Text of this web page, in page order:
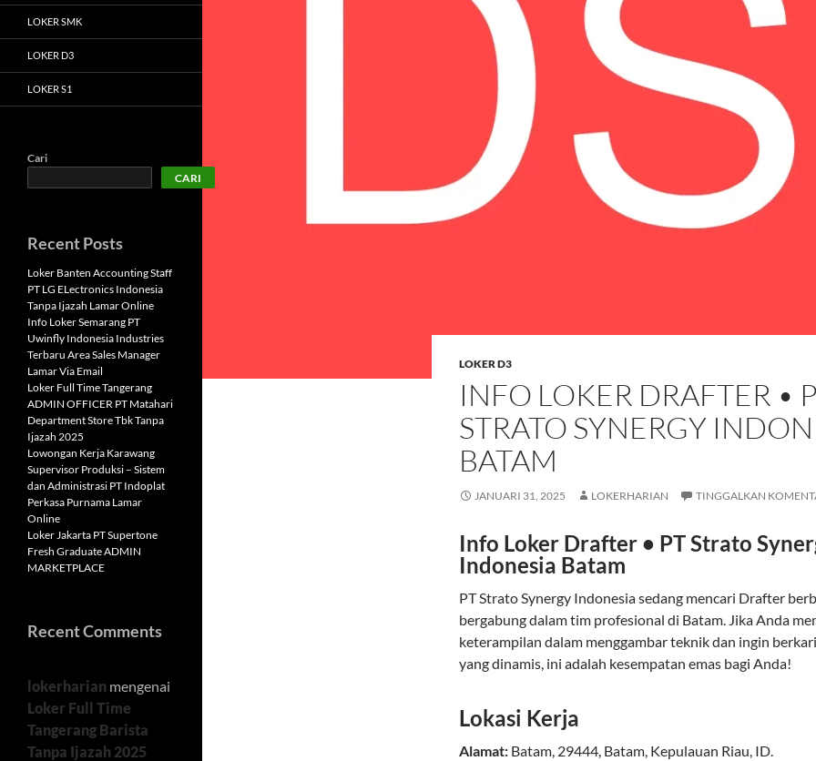
LOKER D3
INFO LOKER DRAFTER •
STRATO SYNERGY
BATAM
JANUARI 31, 2025 LOKERHARIAN TINGGALKAN
Info Loker Drafter • PT Strato
Indonesia Batam
PT Strato Synergy Indonesia sedang mencari Drafter
bergabung dalam tim profesional di Batam. Jika Anda
keterampilan dalam menggambar teknik dan ingin
yang dinamis, ini adalah kesempatan emas bagi Anda!
Lokasi Kerja
Alamat: Batam, 29444, Batam, Kepulauan Riau, ID.
LOKER SMK
LOKER D3
LOKER S1
Cari
CARI
Recent Posts
Loker Banten Accounting Staff
PT LG ELectronics Indonesia
Tanpa Ijazah Lamar Online
Info Loker Semarang PT
Uwinfly Indonesia Industries
Terbaru Area Sales Manager
Lamar Via Email
Loker Full Time Tangerang
ADMIN OFFICER PT Matahari
Department Store Tbk Tanpa
Ijazah 2025
Lowongan Kerja Karawang
Supervisor Produksi – Sistem
dan Administrasi PT Indoplat
Perkasa Purnama Lamar
Online
Loker Jakarta PT Supertone
Fresh Graduate ADMIN
MARKETPLACE
Recent Comments
lokerharian mengenai
Loker Full Time
Tangerang Barista
Tanpa Ijazah 2025